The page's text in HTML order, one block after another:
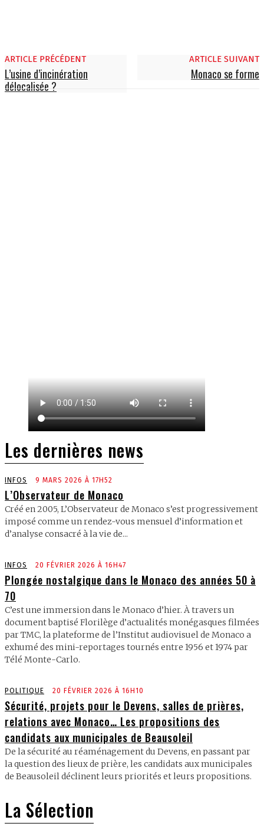
ARTICLE PRÉCÉDENT
L’usine d’incinération
délocalisée ?
ARTICLE SUIVANT
Monaco se forme
Les dernières news
INFOS 9 MARS 2026 À 17H52
L’Observateur de Monaco
Créé en 2005, L’Observateur de Monaco s’est progressivement
imposé comme un rendez-vous mensuel d’information et
d’analyse consacré à la vie de...
INFOS 20 FÉVRIER 2026 À 16H47
Plongée nostalgique dans le Monaco des années 50 à
70
C’est une immersion dans le Monaco d’hier. À travers un
document baptisé Florilège d’actualités monégasques filmées
par TMC, la plateforme de l’Institut audiovisuel de Monaco a
exhumé des mini-reportages tournés entre 1956 et 1974 par
Télé Monte-Carlo.
POLITIQUE 20 FÉVRIER 2026 À 16H10
Sécurité, projets pour le Devens, salles de prières,
relations avec Monaco… Les propositions des
candidats aux municipales de Beausoleil
De la sécurité au réaménagement du Devens, en passant par
la question des lieux de prière, les candidats aux municipales
de Beausoleil déclinent leurs priorités et leurs propositions.
La Sélection